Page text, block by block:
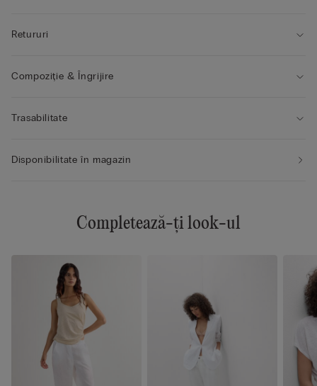
Retururi
Compoziție & Îngrijire
Trasabilitate
Disponibilitate în magazin
Completează-ți look-ul